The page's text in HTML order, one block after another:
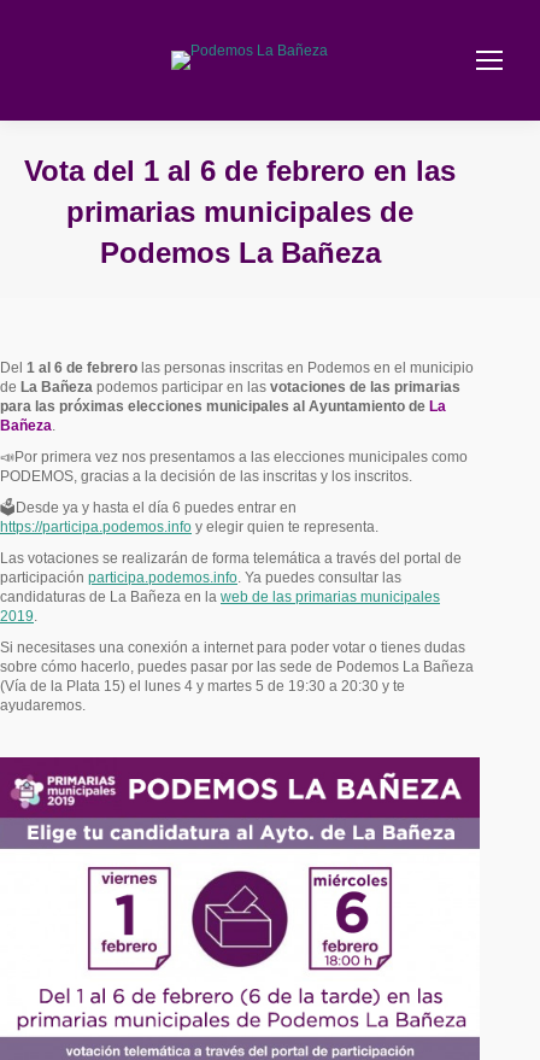
Vota del 1 al 6 de febrero en las
primarias municipales de
Podemos La Bañeza
Del 1 al 6 de febrero las personas inscritas en Podemos en el municipio
de La Bañeza podemos participar en las votaciones de las primarias
para las próximas elecciones municipales al Ayuntamiento de La
Bañeza.
📣Por primera vez nos presentamos a las elecciones municipales como
PODEMOS, gracias a la decisión de las inscritas y los inscritos.
🗳Desde ya y hasta el día 6 puedes entrar en
https://participa.podemos.info y elegir quien te representa.
Las votaciones se realizarán de forma telemática a través del portal de
participación participa.podemos.info. Ya puedes consultar las
candidaturas de La Bañeza en la web de las primarias municipales
2019.
Si necesitases una conexión a internet para poder votar o tienes dudas
sobre cómo hacerlo, puedes pasar por las sede de Podemos La Bañeza
(Vía de la Plata 15) el lunes 4 y martes 5 de 19:30 a 20:30 y te
ayudaremos.